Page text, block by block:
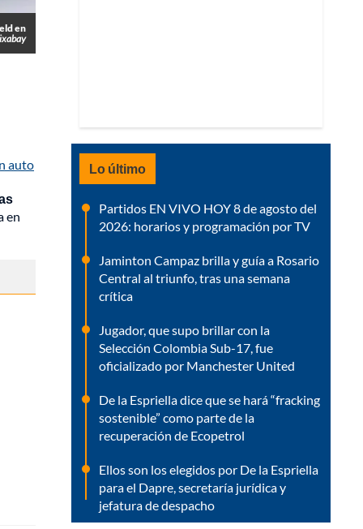
en
auto
en
Lo último
Partidos EN VIVO HOY 8 de agosto del
2026: horarios y programación por TV
Jaminton Campaz brilla y guía a Rosario
Central al triunfo, tras una semana
crítica
Jugador, que supo brillar con la
Selección Colombia Sub-17, fue
oficializado por Manchester United
De la Espriella dice que se hará “fracking
sostenible” como parte de la
recuperación de Ecopetrol
Ellos son los elegidos por De la Espriella
para el Dapre, secretaría jurídica y
jefatura de despacho